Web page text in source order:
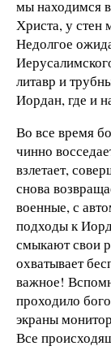
мы находимся
Христа, у стен
Недолгое
литавр и
Иордан, где и
Во все время
чинно
взлетает,
снова
военные, с
подходы к
смыкают свои
охватывает
важное!
проходило
экраны
Все